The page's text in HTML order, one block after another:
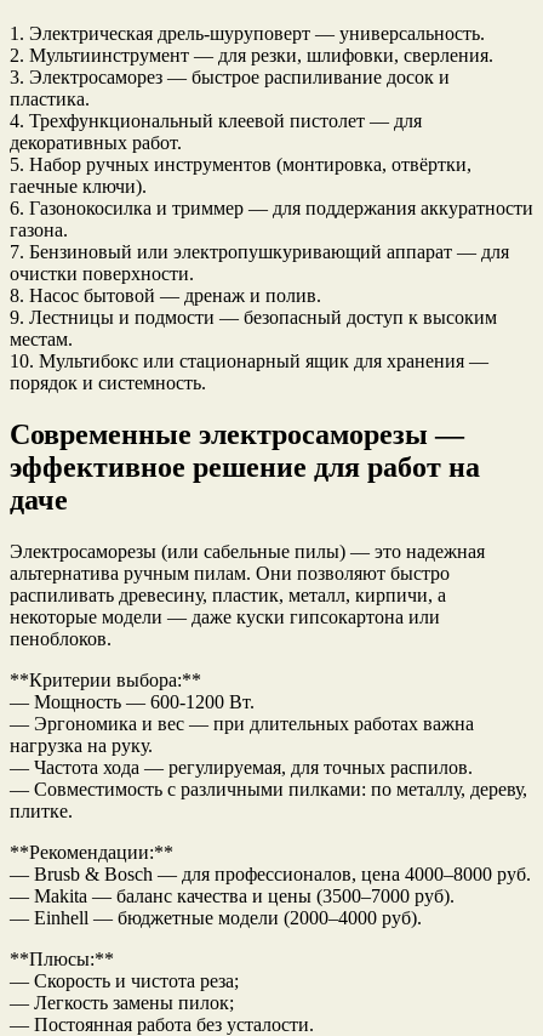
1. Электрическая дрель-шуруповерт — универсальность.
2. Мультиинструмент — для резки, шлифовки, сверления.
3. Электросаморез — быстрое распиливание досок и
пластика.
4. Трехфункциональный клеевой пистолет — для
декоративных работ.
5. Набор ручных инструментов (монтировка, отвёртки,
гаечные ключи).
6. Газонокосилка и триммер — для поддержания аккуратности
газона.
7. Бензиновый или электропушкуривающий аппарат — для
очистки поверхности.
8. Насос бытовой — дренаж и полив.
9. Лестницы и подмости — безопасный доступ к высоким
местам.
10. Мультибокс или стационарный ящик для хранения —
порядок и системность.
Современные электросаморезы —
эффективное решение для работ на
даче
Электросаморезы (или сабельные пилы) — это надежная
альтернатива ручным пилам. Они позволяют быстро
распиливать древесину, пластик, металл, кирпичи, а
некоторые модели — даже куски гипсокартона или
пеноблоков.
**Критерии выбора:**
— Мощность — 600-1200 Вт.
— Эргономика и вес — при длительных работах важна
нагрузка на руку.
— Частота хода — регулируемая, для точных распилов.
— Совместимость с различными пилками: по металлу, дереву,
плитке.
**Рекомендации:**
— Brusb & Bosch — для профессионалов, цена 4000–8000 руб.
— Makita — баланс качества и цены (3500–7000 руб).
— Einhell — бюджетные модели (2000–4000 руб).
**Плюсы:**
— Скорость и чистота реза;
— Легкость замены пилок;
— Постоянная работа без усталости.